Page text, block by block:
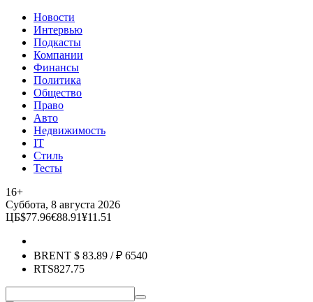
Новости
Интервью
Подкасты
Компании
Финансы
Политика
Общество
Право
Авто
Недвижимость
IT
Стиль
Тесты
16+
Суббота, 8 августа 2026
ЦБ$77.96€88.91¥11.51
BRENT $ 83.89 / ₽ 6540
RTS827.75